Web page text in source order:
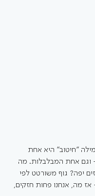
"חיטוב" היא אחת
- וגם אחת המבלבלות. מה
יפה? גוף משורטט לפי
מה, אנחנו פחות חזקים,